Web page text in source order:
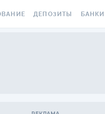
ДЕПОЗИТЫ БАНКИ